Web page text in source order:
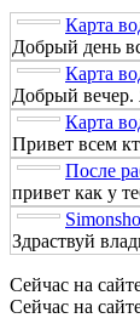
Карта
Добрый день
Карта
Добрый
Карта
Привет всем
После
привет как у
Здраствуй
Сейчас на
Сейчас на